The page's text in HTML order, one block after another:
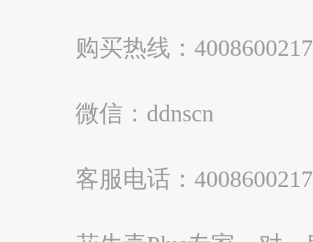
购买热线：4008600217
微信：ddnscn
客服电话：4008600217